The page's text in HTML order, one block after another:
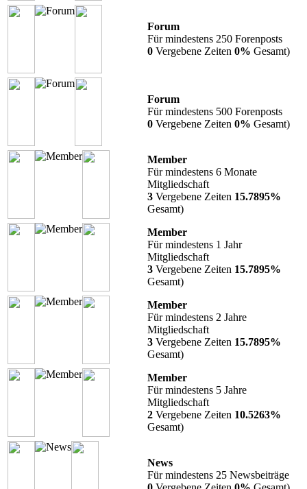
Forum
Für mindestens 250 Forenposts
0 Vergebene Zeiten 0% Gesamt)
Forum
Für mindestens 500 Forenposts
0 Vergebene Zeiten 0% Gesamt)
Member
Für mindestens 6 Monate
Mitgliedschaft
3 Vergebene Zeiten 15.7895%
Gesamt)
Member
Für mindestens 1 Jahr
Mitgliedschaft
3 Vergebene Zeiten 15.7895%
Gesamt)
Member
Für mindestens 2 Jahre
Mitgliedschaft
3 Vergebene Zeiten 15.7895%
Gesamt)
Member
Für mindestens 5 Jahre
Mitgliedschaft
2 Vergebene Zeiten 10.5263%
Gesamt)
News
Für mindestens 25 Newsbeiträge